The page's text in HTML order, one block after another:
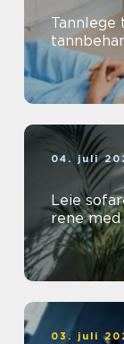
Tannlege
04. juli
Leie
rene
03. juli